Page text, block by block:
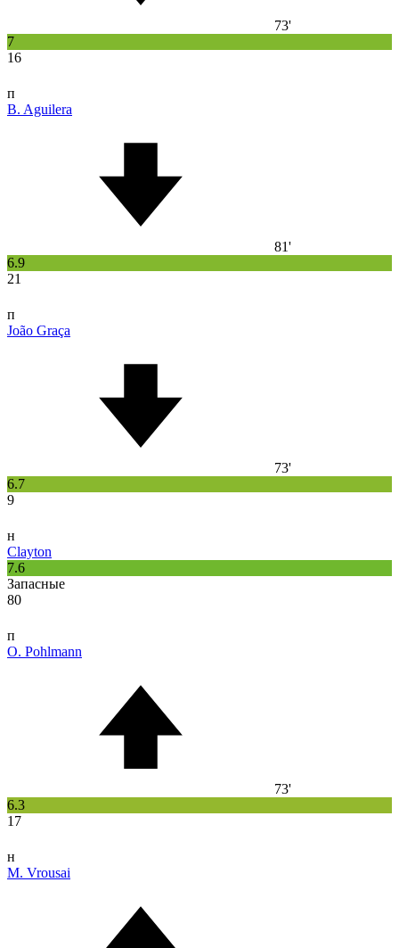
73'
7
16
п
B. Aguilera
81'
6.9
21
п
João Graça
73'
6.7
9
н
Clayton
7.6
Запасные
80
п
O. Pohlmann
73'
6.3
17
н
M. Vrousai